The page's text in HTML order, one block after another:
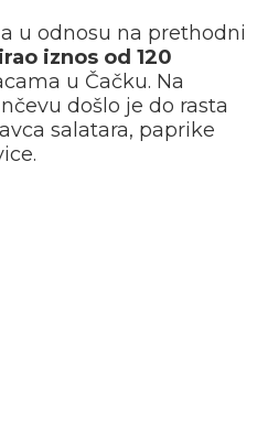
u odnosu na prethodni
iznos od 120
u Čačku. Na
došlo je do rasta
salatara, paprike